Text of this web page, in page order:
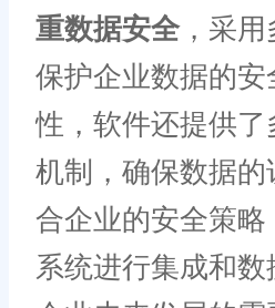
重数据安全，采用
保护企业数据的安
性，软件还提供了
机制，确保数据
合企业的安全策
系统进行集成和数